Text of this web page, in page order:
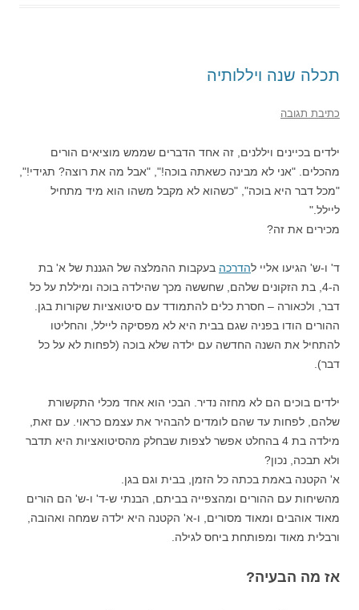
תכלה שנה ויללותיה
כתיבת תגובה
ילדים בכיינים ויללנים, זה אחד הדברים שממש מוציאים הורים
מהכלים. "אני לא מבינה כשאתה בוכה!", "אבל מה את רוצה? תגידי!",
"מכל דבר היא בוכה", "כשהוא לא מקבל משהו הוא מיד מתחיל
ליילל."
מכירים את זה?
ד' ו-ש' הגיעו אליי להדרכה בעקבות ההמלצה של הגננת של א' בת
ה-4, בת הזקונים שלהם, שחששה מכך שהילדה בוכה ומיללת על כל
דבר, ולכאורה – חסרת כלים להתמודד עם סיטואציות שקורות בגן.
ההורים הודו בפניה שגם בבית היא לא מפסיקה ליילל, והחליטו
להתחיל את השנה החדשה עם ילדה שלא בוכה (לפחות לא על כל
דבר).
ילדים בוכים הם לא מחזה נדיר. הבכי הוא אחד מכלי התקשורת
שלהם, לפחות עד שהם לומדים להבהיר את עצמם כראוי. עם זאת,
מילדה בת 4 בהחלט אפשר לצפות שבחלק מהסיטואציות היא תדבר
ולא תבכה, נכון?
א' הקטנה באמת בכתה כל הזמן, בבית וגם בגן.
מהשיחות עם ההורים ומהצפייה בביתם, הבנתי ש-ד' ו-ש' הם הורים
מאוד אוהבים ומאוד מסורים, ו-א' הקטנה היא ילדה שמחה ואהובה,
ורבלית מאוד ומפותחת ביחס לגילה.
אז מה הבעיה?